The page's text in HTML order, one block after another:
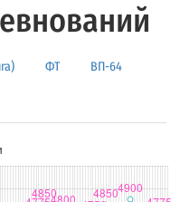
ФТ ВП-64